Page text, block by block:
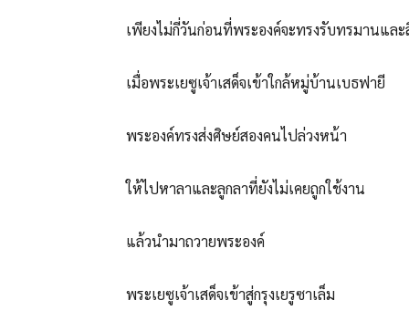
เพียงไม่กี่วันก่อนที่พระองค์จะทรงรับทรมานแล
เมื่อพระเยซูเจ้าเสด็จเข้าใกล้หมู่บ้านเบธฟายี
พระองค์ทรงส่งศิษย์สองคนไปล่วงหน้า
ให้ไปหาลาและลูกลาที่ยังไม่เคยถูกใช้งาน
แล้วนำมาถวายพระองค์
พระเยซูเจ้าเสด็จเข้าสู่กรุงเยรูซาเล็ม